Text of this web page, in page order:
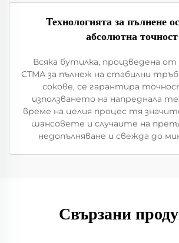
Технологията за пълнене
абсолютна точност
Всяка бутилка, произведена
СТМА за пълнеж на стабилни
сокове, се гарантира
използването на напреднала
време на целия процес тя
шансовете и случаите на
недопълняване и свежда до
Свързани